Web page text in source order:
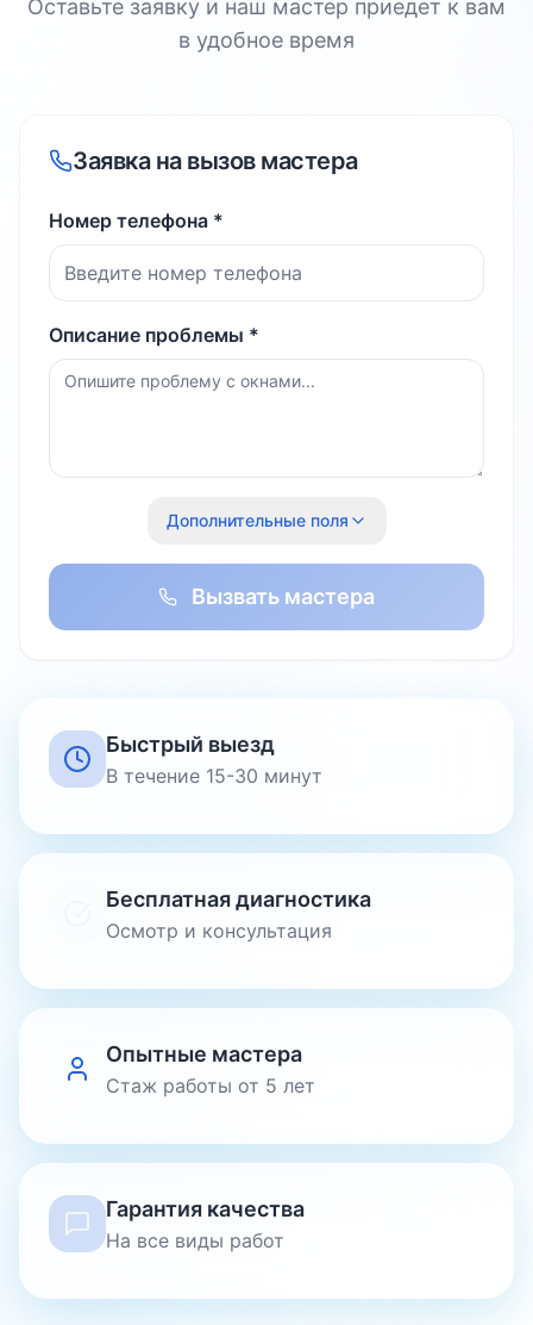
Оставьте заявку и наш мастер приедет к вам
в удобное время
Заявка на вызов мастера
Номер телефона *
Описание проблемы *
Дополнительные поля
Вызвать мастера
Быстрый выезд
В течение 15-30 минут
Бесплатная диагностика
Осмотр и консультация
Опытные мастера
Стаж работы от 5 лет
Гарантия качества
На все виды работ